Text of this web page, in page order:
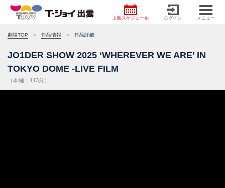
上映スケジュール ログイン メニュー
劇場TOP 作品情報 作品詳細
JO1DER SHOW 2025 ‘WHEREVER WE ARE’ IN
TOKYO DOME -LIVE FILM
（本編：113分）